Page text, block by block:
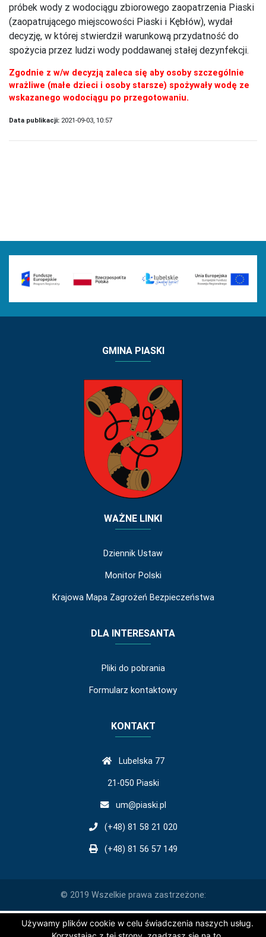
Używamy plików cookie w celu świadczenia naszych usług.
próbek wody z wodociągu zbiorowego zaopatrzenia Piaski
(zaopatrującego miejscowości Piaski i Kębłów), wydał
decyzję, w której stwierdził warunkową przydatność do
spożycia przez ludzi wody poddawanej stałej dezynfekcji.
Zgodnie z w/w decyzją zaleca się aby osoby szczególnie
wrażliwe (małe dzieci i osoby starsze) spożywały wodę ze
wskazanego wodociągu po przegotowaniu.
Data publikacji: 2021-09-03, 10:57
GMINA PIASKI
WAŻNE LINKI
Dziennik Ustaw
Monitor Polski
Krajowa Mapa Zagrożeń Bezpieczeństwa
DLA INTERESANTA
Pliki do pobrania
Formularz kontaktowy
KONTAKT
Lubelska 77
21-050 Piaski
um@piaski.pl
(+48) 81 58 21 020
(+48) 81 56 57 149
© 2019 Wszelkie prawa zastrzeżone: